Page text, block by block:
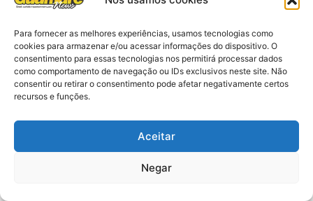
Para fornecer as melhores experiências, usamos tecnologias como
cookies para armazenar e/ou acessar informações do dispositivo. O
consentimento para essas tecnologias nos permitirá processar dados
como comportamento de navegação ou IDs exclusivos neste site. Não
consentir ou retirar o consentimento pode afetar negativamente certos
recursos e funções.
Aceitar
Negar
Brasil: Policia Federal investiga
antes das eleições